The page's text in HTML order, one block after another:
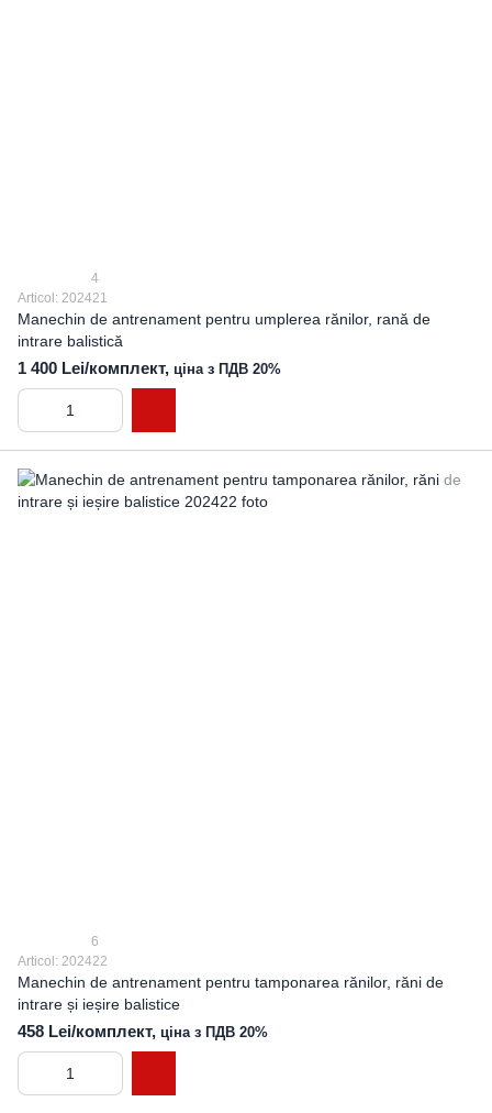
4
Articol: 202421
Manechin de antrenament pentru umplerea rănilor, rană de
intrare balistică
1 400 Lei/комплект, ціна з ПДВ 20%
6
Articol: 202422
Manechin de antrenament pentru tamponarea rănilor, răni de
intrare și ieșire balistice
458 Lei/комплект, ціна з ПДВ 20%